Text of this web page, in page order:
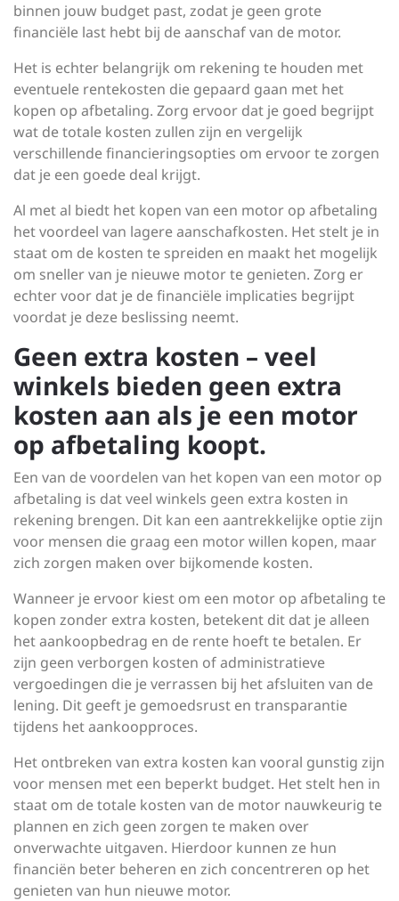
binnen jouw budget past, zodat je geen grote
financiële last hebt bij de aanschaf van de motor.
Het is echter belangrijk om rekening te houden met
eventuele rentekosten die gepaard gaan met het
kopen op afbetaling. Zorg ervoor dat je goed begrijpt
wat de totale kosten zullen zijn en vergelijk
verschillende financieringsopties om ervoor te zorgen
dat je een goede deal krijgt.
Al met al biedt het kopen van een motor op afbetaling
het voordeel van lagere aanschafkosten. Het stelt je in
staat om de kosten te spreiden en maakt het mogelijk
om sneller van je nieuwe motor te genieten. Zorg er
echter voor dat je de financiële implicaties begrijpt
voordat je deze beslissing neemt.
Geen extra kosten – veel
winkels bieden geen extra
kosten aan als je een motor
op afbetaling koopt.
Een van de voordelen van het kopen van een motor op
afbetaling is dat veel winkels geen extra kosten in
rekening brengen. Dit kan een aantrekkelijke optie zijn
voor mensen die graag een motor willen kopen, maar
zich zorgen maken over bijkomende kosten.
Wanneer je ervoor kiest om een motor op afbetaling te
kopen zonder extra kosten, betekent dit dat je alleen
het aankoopbedrag en de rente hoeft te betalen. Er
zijn geen verborgen kosten of administratieve
vergoedingen die je verrassen bij het afsluiten van de
lening. Dit geeft je gemoedsrust en transparantie
tijdens het aankoopproces.
Het ontbreken van extra kosten kan vooral gunstig zijn
voor mensen met een beperkt budget. Het stelt hen in
staat om de totale kosten van de motor nauwkeurig te
plannen en zich geen zorgen te maken over
onverwachte uitgaven. Hierdoor kunnen ze hun
financiën beter beheren en zich concentreren op het
genieten van hun nieuwe motor.